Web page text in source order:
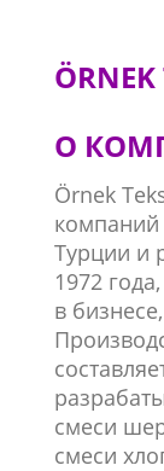
ÖRNEK
О
Örnek
компаний
Турции и
1972
в
смеси
смеси